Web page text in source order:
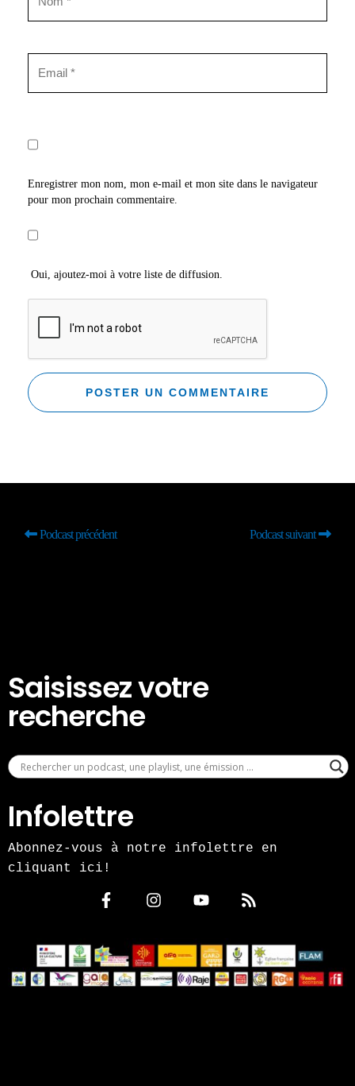
Enregistrer mon nom, mon e-mail et mon site dans le navigateur
pour mon prochain commentaire.
Oui, ajoutez-moi à votre liste de diffusion.
Podcast précédent Podcast suivant
Saisissez votre
recherche
Infolettre
Abonnez-vous à notre infolettre en
cliquant ici!